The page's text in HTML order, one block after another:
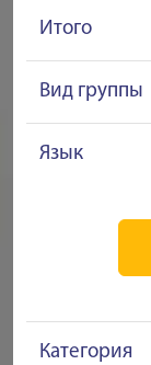
Итого
Вид группы
Язык
Категория